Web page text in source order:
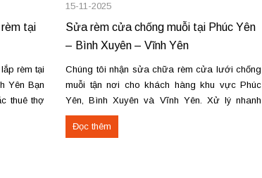
tại
rèm tại
Yên Bạn
thuê thợ
hoặc
15-11-2025
Sửa rèm cửa chống muỗi tại Phúc Yên
– Bình Xuyên – Vĩnh Yên
Chúng tôi nhận sửa chữa rèm cửa lưới chống
muỗi tận nơi cho khách hàng khu vực Phúc
Yên, Bình Xuyên và Vĩnh Yên. Xử lý nhanh
các lỗi hỏng phổ biến như đứt dây, rách lưới,
kẹt ray, gãy khung. Thay lưới mới cho cửa
Đọc thêm